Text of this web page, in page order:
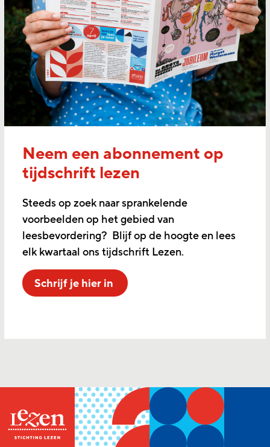
Neem een abonnement op
tijdschrift lezen
Steeds op zoek naar sprankelende
voorbeelden op het gebied van
leesbevordering? Blijf op de hoogte en lees
elk kwartaal ons tijdschrift Lezen.
Schrijf je hier in